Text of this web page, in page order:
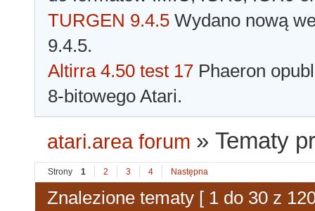
TURGEN 9.4.5 Wydano nową
9.4.5.
Altirra 4.50 test 17 Phaeron
8-bitowego Atari.
atari.area forum »Tematy
Strony 1 2 3 4 Następna
Znalezione tematy [ 1 do 30 z